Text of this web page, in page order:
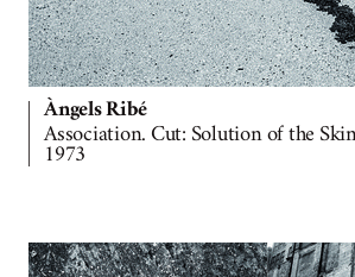
Àngels Ribé
Association. Cut: Solution of the
1973